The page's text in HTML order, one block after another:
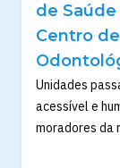
de
Centro
Unidades
acessível e
moradores da